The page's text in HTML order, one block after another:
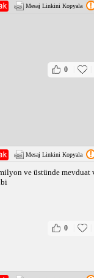
Mesaj Linkini Kopyala
0
Mesaj Linkini Kopyala
ve üstünde mevduat
0